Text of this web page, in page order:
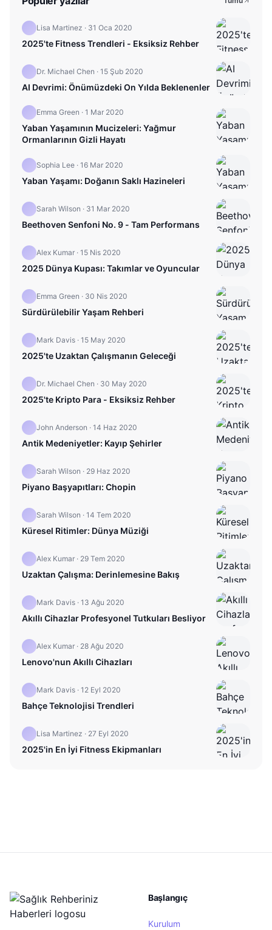
Lisa Martinez · 31 Oca 2020
2025'te Fitness Trendleri - Eksiksiz Rehber
Dr. Michael Chen · 15 Şub 2020
AI Devrimi: Önümüzdeki On Yılda Beklenenler
Emma Green · 1 Mar 2020
Yaban Yaşamının Mucizeleri: Yağmur
Ormanlarının Gizli Hayatı
Sophia Lee · 16 Mar 2020
Yaban Yaşamı: Doğanın Saklı Hazineleri
Sarah Wilson · 31 Mar 2020
Beethoven Senfoni No. 9 - Tam Performans
Alex Kumar · 15 Nis 2020
2025 Dünya Kupası: Takımlar ve Oyuncular
Emma Green · 30 Nis 2020
Sürdürülebilir Yaşam Rehberi
Mark Davis · 15 May 2020
2025'te Uzaktan Çalışmanın Geleceği
Dr. Michael Chen · 30 May 2020
2025'te Kripto Para - Eksiksiz Rehber
John Anderson · 14 Haz 2020
Antik Medeniyetler: Kayıp Şehirler
Sarah Wilson · 29 Haz 2020
Piyano Başyapıtları: Chopin
Sarah Wilson · 14 Tem 2020
Küresel Ritimler: Dünya Müziği
Alex Kumar · 29 Tem 2020
Uzaktan Çalışma: Derinlemesine Bakış
Mark Davis · 13 Ağu 2020
Akıllı Cihazlar Profesyonel Tutkuları Besliyor
Alex Kumar · 28 Ağu 2020
Lenovo'nun Akıllı Cihazları
Mark Davis · 12 Eyl 2020
Bahçe Teknolojisi Trendleri
Lisa Martinez · 27 Eyl 2020
2025'in En İyi Fitness Ekipmanları
Başlangıç
Kurulum